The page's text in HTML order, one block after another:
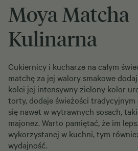
Moya Matcha
Kulinarna
Cukiernicy i kucharze na całym
matchę za jej walory smakowe
kolei jej intensywny zielony kolor
torty, dodaje świeżości tradycyjnym
się nawet w wytrawnych sosach,
majonez. Warto pamiętać, że im
wykorzystanej w kuchni, tym
wydajność.